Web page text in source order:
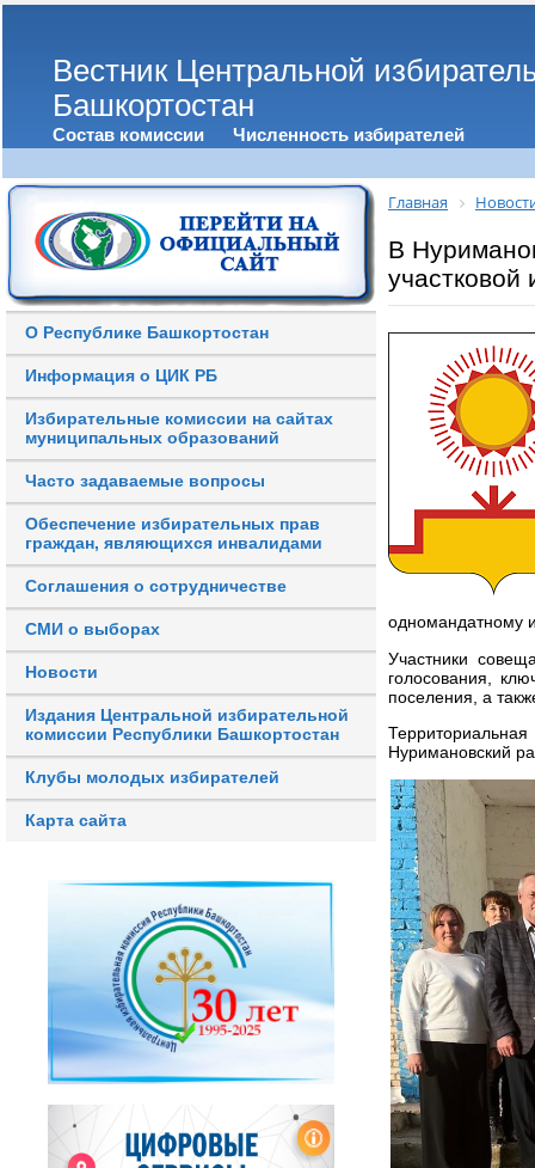
Вестник Центральной
Башкортостан
Состав комиссии Численность избирателей
О Республике Башкортостан
Информация о ЦИК РБ
Избирательные комиссии на сайтах
муниципальных образований
Часто задаваемые вопросы
Обеспечение избирательных прав
граждан, являющихся инвалидами
Соглашения о сотрудничестве
СМИ о выборах
Новости
Издания Центральной избирательной
комиссии Республики Башкортостан
Клубы молодых избирателей
Карта сайта
Главная
В
участковой
одномандатному
Участники
голосования,
поселения, а
Нуримановский